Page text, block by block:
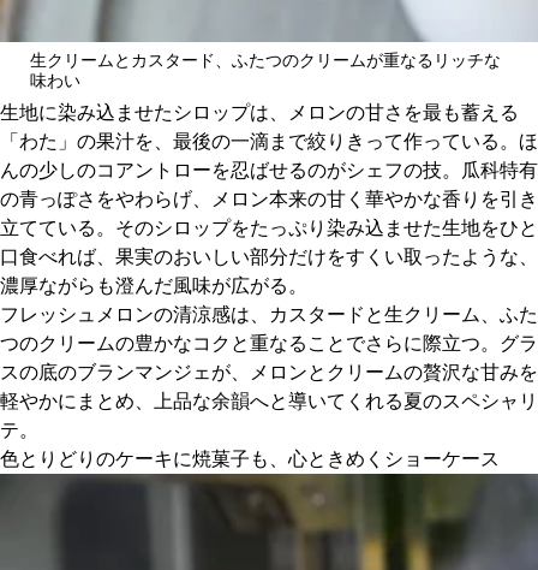
生クリームとカスタード、ふたつのクリームが重なるリッチな
味わい
生地に染み込ませたシロップは、メロンの甘さを最も蓄える
「わた」の果汁を、最後の一滴まで絞りきって作っている。ほ
んの少しのコアントローを忍ばせるのがシェフの技。瓜科特有
の青っぽさをやわらげ、メロン本来の甘く華やかな香りを引き
立てている。そのシロップをたっぷり染み込ませた生地をひと
口食べれば、果実のおいしい部分だけをすくい取ったような、
濃厚ながらも澄んだ風味が広がる。
フレッシュメロンの清涼感は、カスタードと生クリーム、ふた
つのクリームの豊かなコクと重なることでさらに際立つ。グラ
スの底のブランマンジェが、メロンとクリームの贅沢な甘みを
軽やかにまとめ、上品な余韻へと導いてくれる夏のスペシャリ
テ。
色とりどりのケーキに焼菓子も、心ときめくショーケース